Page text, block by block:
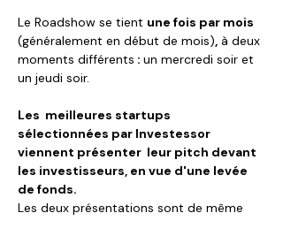
Le Roadshow se tient une fois par mois
(généralement en début de mois), à deux
moments différents : un mercredi soir et
un jeudi soir.
Les  meilleures startups
sélectionnées par Investessor
viennent présenter  leur pitch devant
les investisseurs, en vue d'une levée
de fonds.
Les deux présentations sont de même